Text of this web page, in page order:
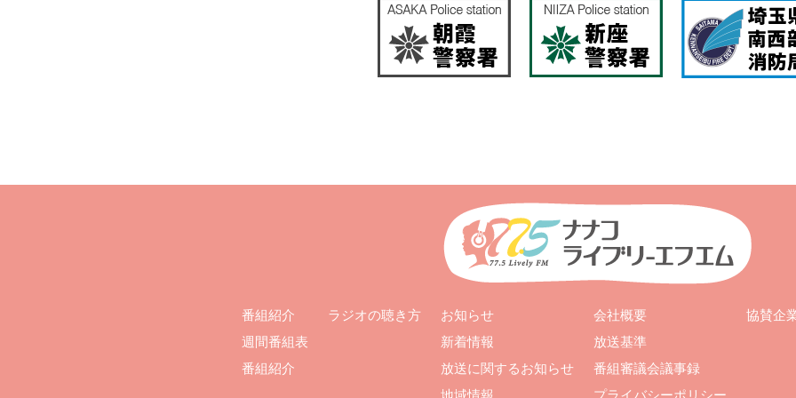
番組紹介
週間番組表
番組紹介
ラジオの聴き方
お知らせ
新着情報
放送に関するお知らせ
地域情報
会社概要
放送基準
番組審議会議事録
プライバシーポリシー
協賛企